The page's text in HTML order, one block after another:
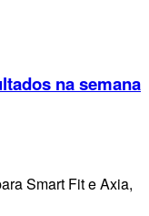
na semana
Smart Fit e Axia,